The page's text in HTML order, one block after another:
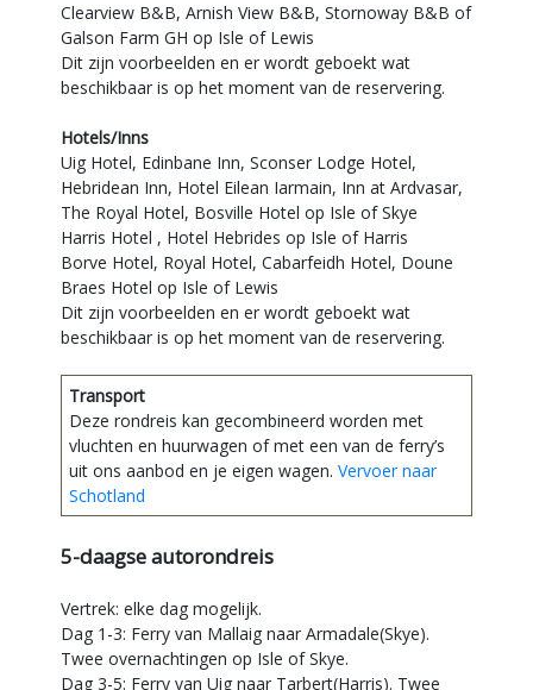
Clearview B&B, Arnish View B&B, Stornoway B&B of
Galson Farm GH op Isle of Lewis
Dit zijn voorbeelden en er wordt geboekt wat
beschikbaar is op het moment van de reservering.
Hotels/Inns
Uig Hotel, Edinbane Inn, Sconser Lodge Hotel,
Hebridean Inn, Hotel Eilean Iarmain, Inn at Ardvasar,
The Royal Hotel, Bosville Hotel op Isle of Skye
Harris Hotel , Hotel Hebrides op Isle of Harris
Borve Hotel, Royal Hotel, Cabarfeidh Hotel, Doune
Braes Hotel op Isle of Lewis
Dit zijn voorbeelden en er wordt geboekt wat
beschikbaar is op het moment van de reservering.
Transport
Deze rondreis kan gecombineerd worden met
vluchten en huurwagen of met een van de ferry’s
uit ons aanbod en je eigen wagen. Vervoer naar
Schotland
5-daagse autorondreis
Vertrek: elke dag mogelijk.
Dag 1-3: Ferry van Mallaig naar Armadale(Skye).
Twee overnachtingen op Isle of Skye.
Dag 3-5: Ferry van Uig naar Tarbert(Harris). Twee